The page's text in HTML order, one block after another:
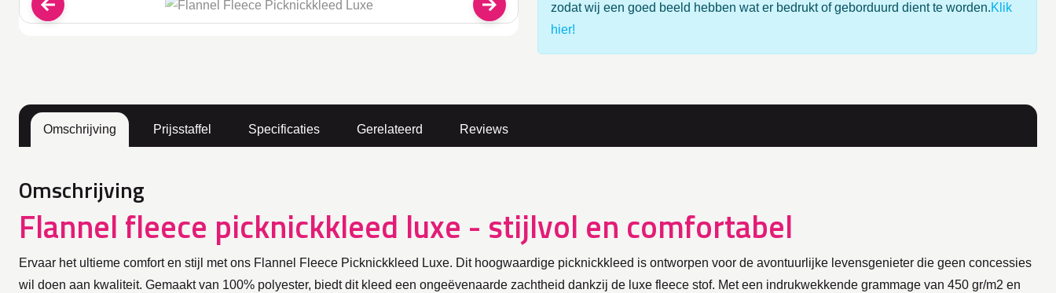
zodat wij een goed beeld hebben wat er bedrukt of geborduurd dient te worden.Klik
hier!
Omschrijving Prijsstaffel Specificaties Gerelateerd Reviews
Omschrijving
Flannel fleece picknickkleed luxe - stijlvol en comfortabel
Ervaar het ultieme comfort en stijl met ons Flannel Fleece Picknickkleed Luxe. Dit hoogwaardige picknickkleed is ontworpen voor de avontuurlijke levensgenieter die geen concessies
wil doen aan kwaliteit. Gemaakt van 100% polyester, biedt dit kleed een ongeëvenaarde zachtheid dankzij de luxe fleece stof. Met een indrukwekkende grammage van 450 gr/m2 en